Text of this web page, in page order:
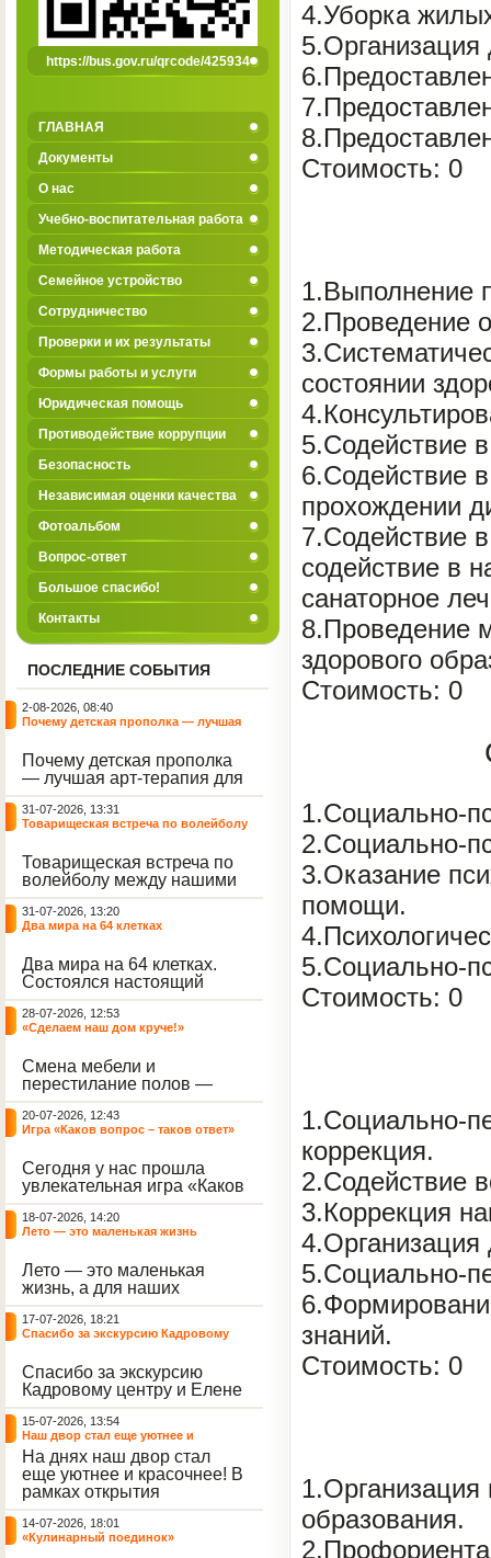
https://bus.gov.ru/qrcode/425934
ГЛАВНАЯ
Документы
О нас
Учебно-воспитательная работа
Методическая работа
Семейное устройство
Сотрудничество
Проверки и их результаты
Формы работы и услуги
Юридическая помощь
Противодействие коррупции
Безопасность
Независимая оценки качества
Фотоальбом
Вопрос-ответ
Большое спасибо!
Контакты
ПОСЛЕДНИЕ СОБЫТИЯ
2-08-2026, 08:40
Почему детская прополка — лучшая
Почему детская прополка
— лучшая арт-терапия для
воспитателя?
31-07-2026, 13:31
Товарищеская встреча по волейболу
Товарищеская встреча по
волейболу между нашими
воспитанниками и
сельскими ребятами.
31-07-2026, 13:20
Два мира на 64 клетках
Два мира на 64 клетках.
Состоялся настоящий
интеллектуальный
праздник — турнир по
шахматам и шашкам.
небывалый ажиотаж среди
воспитанников, превратив
тихие залы центра в арену
напряжённых поединков,
громких аплодисментов и
жарких обсуждений.
28-07-2026, 12:53
«Сделаем наш дом круче!»
Смена мебели и
перестилание полов —
дело рук профессионалов.
А вот создание настоящего
домашнего уюта — задача
этой неделе ребята взяли
инициативу в свои руки и
устроили масштабную
генеральную уборку
жилого корпуса.
20-07-2026, 12:43
Игра «Каков вопрос – таков ответ»
Сегодня у нас прошла
увлекательная игра «Каков
вопрос – таков ответ»,
которая собрала самых
любознательных
игры выступил наш
воспитанник - Константин
Н., который по праву носит
звание самого читающего
и эрудированного
участника наших
мероприятий.
18-07-2026, 14:20
Лето — это маленькая жизнь
Лето — это маленькая
жизнь, а для наших
воспитанниц оно
наполнено открытиями. В
один из теплых дней мы
пластилин, книги и конечно
же телефоны, чтобы
отправиться на небольшую
цветочную охоту в
ближайший луг.
17-07-2026, 18:21
Спасибо за экскурсию Кадровому
Спасибо за экскурсию
Кадровому центру и Елене
Романовне за тёплую
встречу.
15-07-2026, 13:54
Наш двор стал еще уютнее и
красочнее!
На днях наш двор стал
еще уютнее и красочнее! В
рамках открытия
Социальной гостиной
нашего Центра, перед
воспитанниками была
14-07-2026, 18:01
«Кулинарный поединок»
4.Уборка
5.Организация
Стоимость: 0
1.Выполнение
2.Проведение
состоянии
5.Содействие
6.Содействие
прохождении
7.Содействие
содействие в
санаторное
8.Проведение
здорового
Стоимость: 0
1.Социально-
2.Социально-
3.Оказание
помощи.
5.Социально-
Стоимость: 0
1.Социально-
коррекция.
2.Содействие
3.Коррекция
4.Организация
5.Социально-
знаний.
Стоимость: 0
образования.